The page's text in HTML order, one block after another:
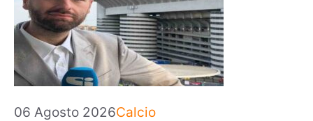
06 Agosto 2026Categorie
Calcio